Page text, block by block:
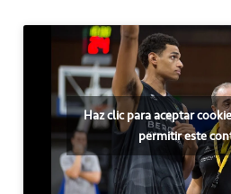
Haz clic para aceptar
permitir este